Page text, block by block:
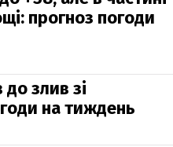
прогноз погоди
до злив зі
на тиждень